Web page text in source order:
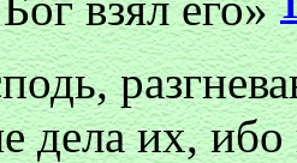
дела их,